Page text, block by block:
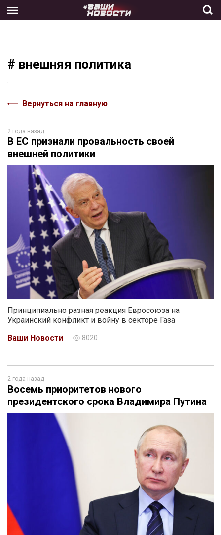
the
# внешняя политика
Вернуться на главную
2 года назад
В ЕС признали провальность своей
внешней политики
Принципиально разная реакция Евросоюза на
Украинский конфликт и войну в секторе Газа
Ваши Новости
8020
2 года назад
Восемь приоритетов нового
президентского срока Владимира Путина